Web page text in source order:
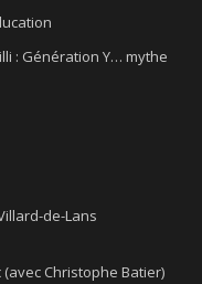
: Génération Y… mythe
de-Lans
Christophe Batier)